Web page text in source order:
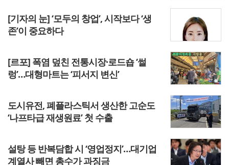
[기자의 눈] ‘모두의 창업’, 시작보다 ‘생
존’이 중요하다
[르포] 폭염 덮친 전통시장·로드숍 ‘썰
렁’…대형마트는 ‘피서지 변신’
도시유전, 폐플라스틱서 생산한 고순도
‘나프타급 재생원료’ 첫 수출
설탕 등 반복담합 시 ‘영업정지’…대기업
계열사 빼면 총수가 과징금